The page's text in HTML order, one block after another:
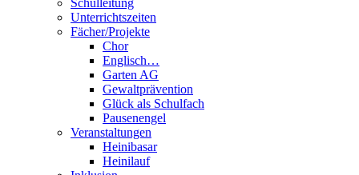
Unterrichtszeiten
Fächer/Projekte
Chor
Englisch…
Garten AG
Gewaltprävention
Glück als Schulfach
Pausenengel
Veranstaltungen
Heinibasar
Heinilauf